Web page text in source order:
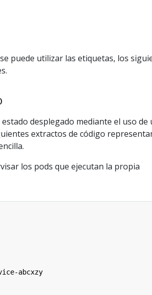
puede utilizar las etiquetas, los
desplegado mediante el uso de
extractos de código
los pods que ejecutan la propia
abcxzy